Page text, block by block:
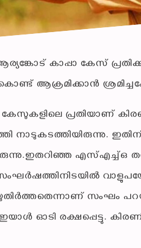
കാപ്പാ കേസ്
ആക്രമിക്കാൻ
കേസുകളിലെ പ്രതിയാണ്
നാടുകടത്തിയിരുന്നു.
എസ്എച്ച്ഒ
സംഘം
ഇയാൾ ഓടി രക്ഷപ്പെട്ടു.